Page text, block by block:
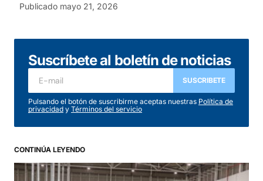
Publicado mayo 21, 2026
Suscríbete al boletín de noticias
SUSCRIBETE
Pulsando el botón de suscribirme aceptas nuestras Política de
privacidad y Términos del servicio
CONTINÚA LEYENDO